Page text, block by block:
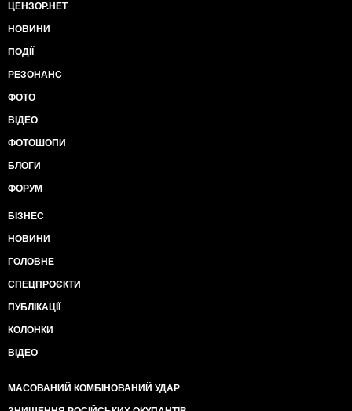
ЦЕНЗОР.НЕТ
НОВИНИ
ПОДІЇ
РЕЗОНАНС
ФОТО
ВІДЕО
ФОТОШОПИ
БЛОГИ
ФОРУМ
БІЗНЕС
НОВИНИ
ГОЛОВНЕ
СПЕЦПРОЄКТИ
ПУБЛІКАЦІЇ
КОЛОНКИ
ВІДЕО
МАСОВАНИЙ КОМБІНОВАНИЙ УДАР